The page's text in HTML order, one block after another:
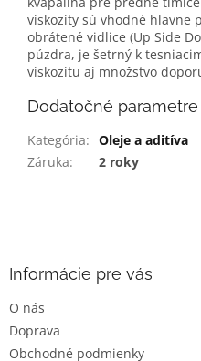
viskozity sú vhodné hlavne
obrátené vidlice (Up Side
púzdra, je šetrný k
viskozitu aj množstvo
Dodatočné parametre
Kategória: Oleje a aditíva
Záruka: 2 roky
Informácie pre vás
O nás
Doprava
Obchodné podmienky